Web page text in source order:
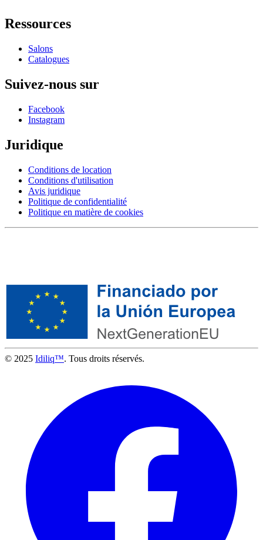
Ressources
Salons
Catalogues
Suivez-nous sur
Facebook
Instagram
Juridique
Conditions de location
Conditions d'utilisation
Avis juridique
Politique de confidentialité
Politique en matière de cookies
© 2025 Idiliq™. Tous droits réservés.